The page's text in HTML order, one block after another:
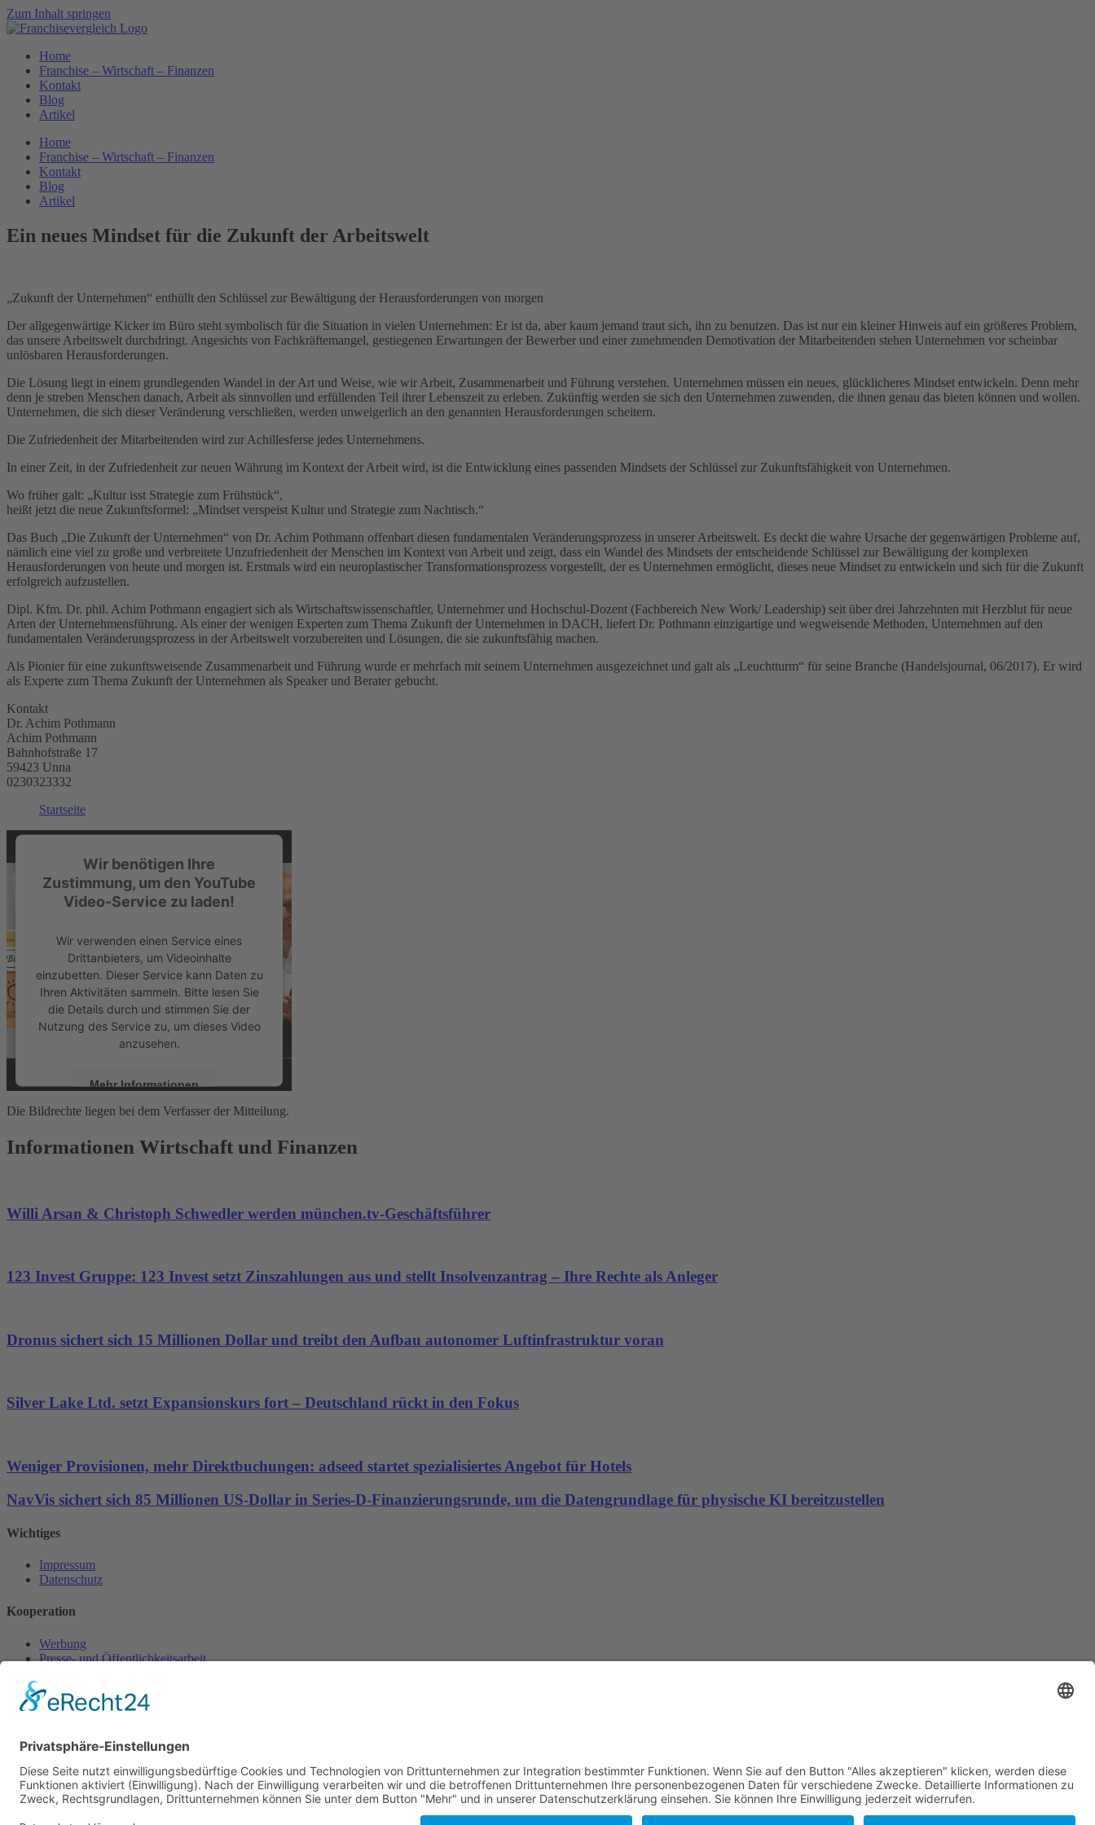
Zum Inhalt springen
Home
Franchise – Wirtschaft – Finanzen
Kontakt
Blog
Artikel
Home
Franchise – Wirtschaft – Finanzen
Kontakt
Blog
Artikel
Ein neues Mindset für die Zukunft der Arbeitswelt
„Zukunft der Unternehmen“ enthüllt den Schlüssel zur Bewältigung der Herausforderungen von morgen
Der allgegenwärtige Kicker im Büro steht symbolisch für die Situation in vielen Unternehmen: Er ist da, aber kaum jemand traut sich, ihn zu benutzen. Das ist nur ein kleiner Hinweis auf ein größeres Problem,
das unsere Arbeitswelt durchdringt. Angesichts von Fachkräftemangel, gestiegenen Erwartungen der Bewerber und einer zunehmenden Demotivation der Mitarbeitenden stehen Unternehmen vor scheinbar
unlösbaren Herausforderungen.
Die Lösung liegt in einem grundlegenden Wandel in der Art und Weise, wie wir Arbeit, Zusammenarbeit und Führung verstehen. Unternehmen müssen ein neues, glücklicheres Mindset entwickeln. Denn mehr
denn je streben Menschen danach, Arbeit als sinnvollen und erfüllenden Teil ihrer Lebenszeit zu erleben. Zukünftig werden sie sich den Unternehmen zuwenden, die ihnen genau das bieten können und wollen.
Unternehmen, die sich dieser Veränderung verschließen, werden unweigerlich an den genannten Herausforderungen scheitern.
Die Zufriedenheit der Mitarbeitenden wird zur Achillesferse jedes Unternehmens.
In einer Zeit, in der Zufriedenheit zur neuen Währung im Kontext der Arbeit wird, ist die Entwicklung eines passenden Mindsets der Schlüssel zur Zukunftsfähigkeit von Unternehmen.
Wo früher galt: „Kultur isst Strategie zum Frühstück“,
heißt jetzt die neue Zukunftsformel: „Mindset verspeist Kultur und Strategie zum Nachtisch.“
Das Buch „Die Zukunft der Unternehmen“ von Dr. Achim Pothmann offenbart diesen fundamentalen Veränderungsprozess in unserer Arbeitswelt. Es deckt die wahre Ursache der gegenwärtigen Probleme auf,
nämlich eine viel zu große und verbreitete Unzufriedenheit der Menschen im Kontext von Arbeit und zeigt, dass ein Wandel des Mindsets der entscheidende Schlüssel zur Bewältigung der komplexen
Herausforderungen von heute und morgen ist. Erstmals wird ein neuroplastischer Transformationsprozess vorgestellt, der es Unternehmen ermöglicht, dieses neue Mindset zu entwickeln und sich für die Zukunft
erfolgreich aufzustellen.
Dipl. Kfm. Dr. phil. Achim Pothmann engagiert sich als Wirtschaftswissenschaftler, Unternehmer und Hochschul-Dozent (Fachbereich New Work/ Leadership) seit über drei Jahrzehnten mit Herzblut für neue
Arten der Unternehmensführung. Als einer der wenigen Experten zum Thema Zukunft der Unternehmen in DACH, liefert Dr. Pothmann einzigartige und wegweisende Methoden, Unternehmen auf den
fundamentalen Veränderungsprozess in der Arbeitswelt vorzubereiten und Lösungen, die sie zukunftsfähig machen.
Als Pionier für eine zukunftsweisende Zusammenarbeit und Führung wurde er mehrfach mit seinem Unternehmen ausgezeichnet und galt als „Leuchtturm“ für seine Branche (Handelsjournal, 06/2017). Er wird
als Experte zum Thema Zukunft der Unternehmen als Speaker und Berater gebucht.
Kontakt
Dr. Achim Pothmann
Achim Pothmann
Bahnhofstraße 17
59423 Unna
0230323332
Startseite
Wir benötigen Ihre
Zustimmung, um den YouTube
Video-Service zu laden!
Wir verwenden einen Service eines
Drittanbieters, um Videoinhalte
einzubetten. Dieser Service kann Daten zu
Ihren Aktivitäten sammeln. Bitte lesen Sie
die Details durch und stimmen Sie der
Nutzung des Service zu, um dieses Video
anzusehen.
Mehr Informationen
powered byUsercentrics Consent
Die Bildrechte liegen bei dem Verfasser der Mitteilung.
Informationen Wirtschaft und Finanzen
Willi Arsan & Christoph Schwedler werden münchen.tv-Geschäftsführer
123 Invest Gruppe: 123 Invest setzt Zinszahlungen aus und stellt Insolvenzantrag – Ihre Rechte als Anleger
Dronus sichert sich 15 Millionen Dollar und treibt den Aufbau autonomer Luftinfrastruktur voran
Silver Lake Ltd. setzt Expansionskurs fort – Deutschland rückt in den Fokus
Weniger Provisionen, mehr Direktbuchungen: adseed startet spezialisiertes Angebot für Hotels
NavVis sichert sich 85 Millionen US-Dollar in Series-D-Finanzierungsrunde, um die Datengrundlage für physische KI bereitzustellen
Wichtiges
Impressum
Datenschutz
Kooperation
Werbung
Presse- und Öffentlichkeitsarbeit
Aktuelles
Zertifikat
Geprüfter Franchisegeber